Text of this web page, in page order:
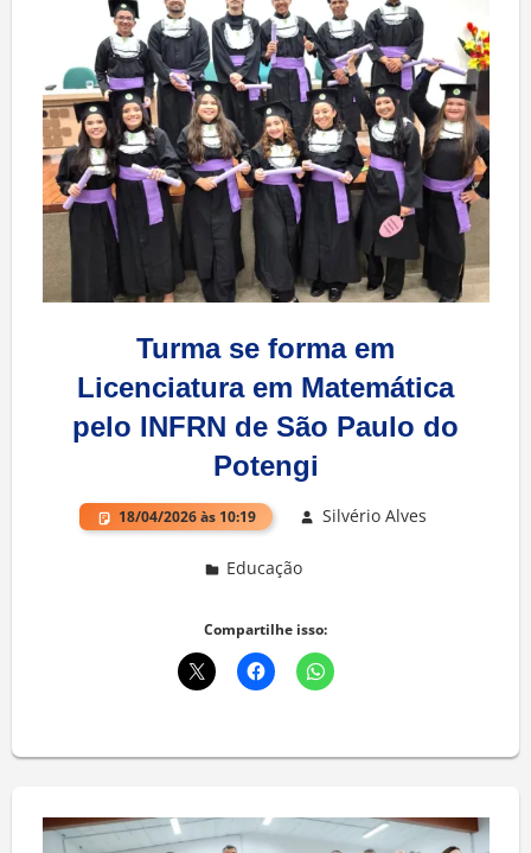
Turma se forma em
Licenciatura em Matemática
pelo INFRN de São Paulo do
Potengi
18/04/2026 às 10:19 Silvério Alves
Educação
Compartilhe isso: